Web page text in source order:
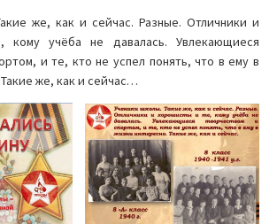
же, как и сейчас. Разные. Отличники и
учёба не давалась. Увлекающиеся
и те, кто не успел понять, что в ему в
же, как и сейчас…